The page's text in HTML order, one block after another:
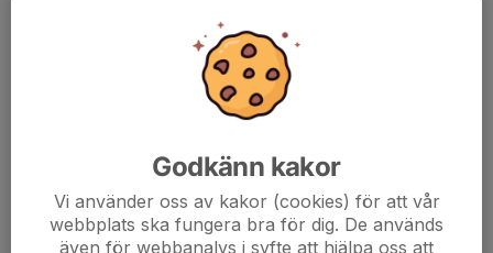
Godkänn kakor
Vi använder oss av kakor (cookies) för att vår
webbplats ska fungera bra för dig. De används
även för webbanalys i syfte att hjälpa oss att